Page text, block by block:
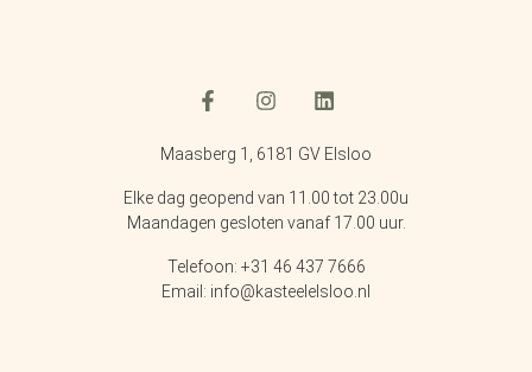
Maasberg 1, 6181 GV Elsloo
Elke dag geopend van 11.00 tot 23.00u
Maandagen gesloten vanaf 17.00 uur.
Telefoon: +31 46 437 7666
Email: info@kasteelelsloo.nl